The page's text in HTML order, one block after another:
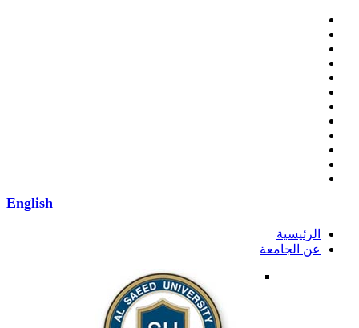
English
الرئيسية
عن الجامعة